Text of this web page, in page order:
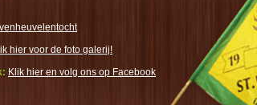
hier voor de foto galerij!
Klik hier en volg ons op Facebook